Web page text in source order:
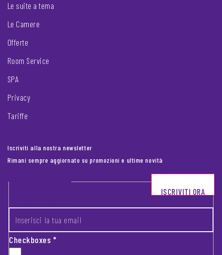
Le suite a tema
Le Camere
Offerte
Room Service
SPA
Privacy
Tariffe
Iscriviti alla nostra newsletter
Rimani sempre aggiornato su promozioni e ultime novità
Footer newsletter
Checkboxes*
ISCRIVITI ORA